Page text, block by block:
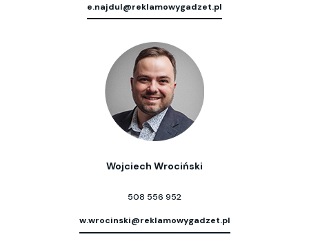
e.najdul@reklamowygadzet.pl
Wojciech Wrociński
508 556 952
w.wrocinski@reklamowygadzet.pl